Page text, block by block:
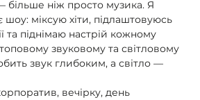
більше ніж просто музика. Я
міксую хіти, підлаштовуюсь
та піднімаю настрій кожному
звуковому та світловому
звук глибоким, а світло —
вечірку, день